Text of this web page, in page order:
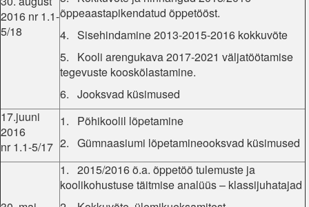
2016 nr 1.1-
5/18
õppeaastapikendatud õppetööst.
4. Sisehindamine 2013-2015-2016 kokkuvõte
5. Kooli arengukava 2017-2021 väljatöötamise
tegevuste kooskõlastamine.
6. Jooksvad küsimused
17.juuni
2016
nr 1.1-5/17
1. Põhikoolil lõpetamine
2. Gümnaasiumi lõpetamineooksvad küsimused
1. 2015/2016 õ.a. õppetöö tulemuste ja
koolikohustuse täitmise analüüs – klassijuhatajad